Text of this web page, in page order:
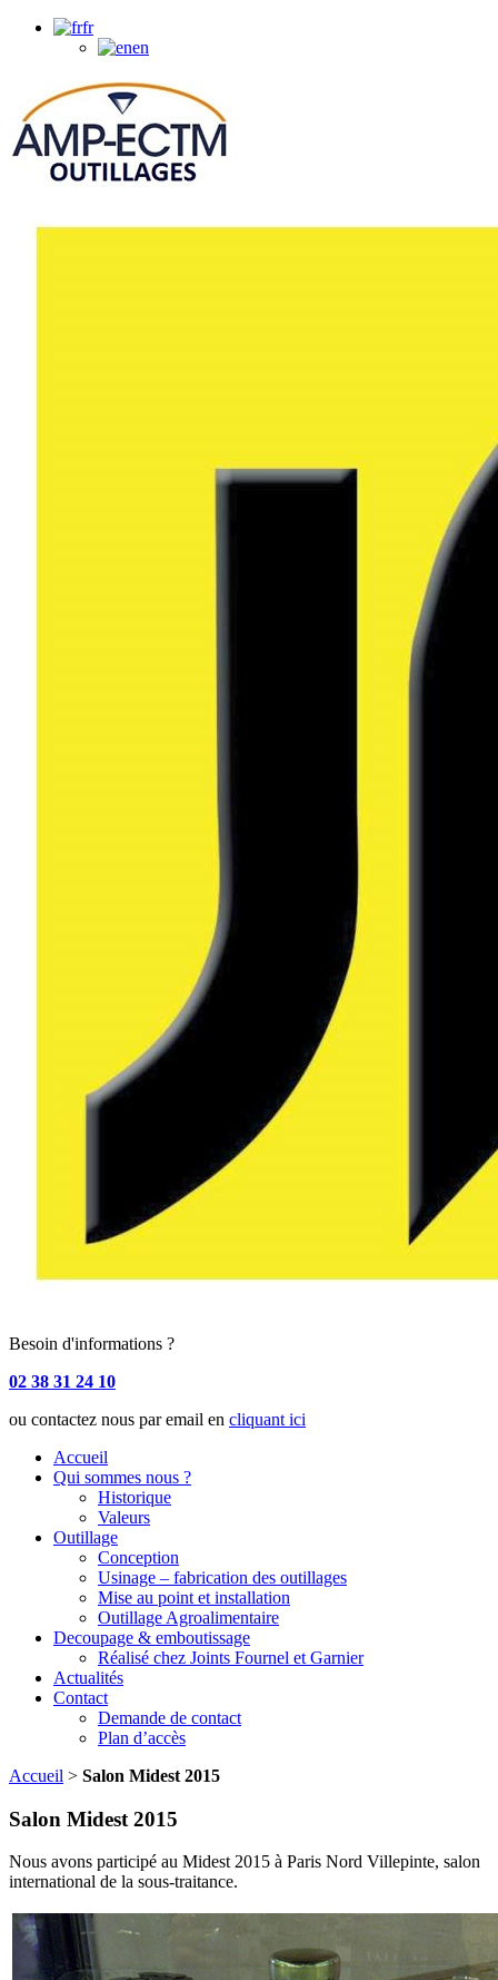
fr
en
Besoin d'informations ?
02 38 31 24 10
ou contactez nous par email en cliquant ici
Accueil
Qui sommes nous ?
Historique
Valeurs
Outillage
Conception
Usinage – fabrication des outillages
Mise au point et installation
Outillage Agroalimentaire
Decoupage & emboutissage
Réalisé chez Joints Fournel et Garnier
Actualités
Contact
Demande de contact
Plan d’accès
Accueil > Salon Midest 2015
Salon Midest 2015
Nous avons participé au Midest 2015 à Paris Nord Villepinte, salon
international de la sous-traitance.